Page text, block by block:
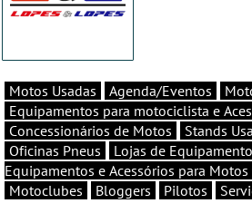
Motos Usadas Agenda/Eventos
Equipamentos para motociclista e
Concessionários de Motos
Stands
Oficinas Pneus
Lojas de
Equipamentos e Acessórios para Motos
Motoclubes
Bloggers Pilotos